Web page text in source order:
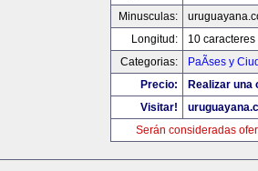
Minusculas:
Longitud:
10 caracteres
Categorias:
PaÃ­ses y
Precio:
Realizar una
Visitar!
Serán consideradas